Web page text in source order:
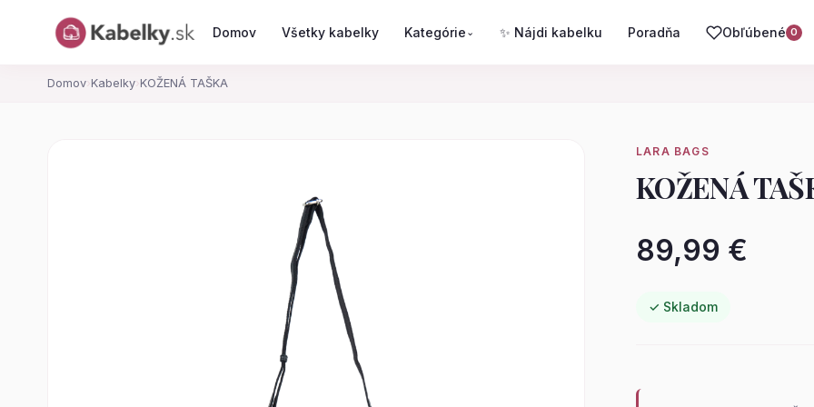
Domov Všetky kabelky Kategórie ⌄ ✨ Nájdi kabelku Poradňa Obľúbené 0
Domov› Kabelky› KOŽENÁ TAŠKA
LARA BAGS
KOŽENÁ
89,99 €
✓ Skladom